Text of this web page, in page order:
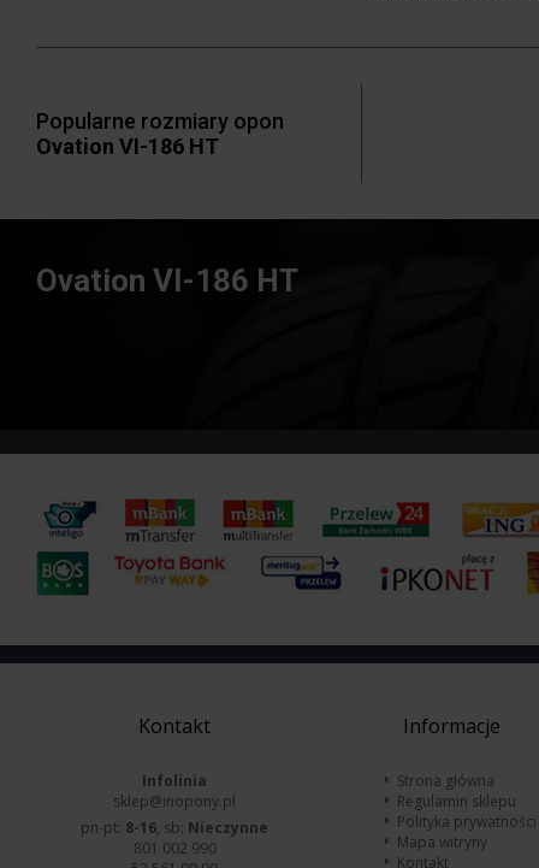
Popularne rozmiary opon
Ovation VI-186 HT
Ovation VI-186 HT
Kontakt
Infolinia
sklep@inopony.pl
pn-pt: 8-16, sb: Nieczynne
801 002 990
Informacje
Strona główna
Regulamin sklepu
Polityka prywatności
Mapa witryny
Kontakt